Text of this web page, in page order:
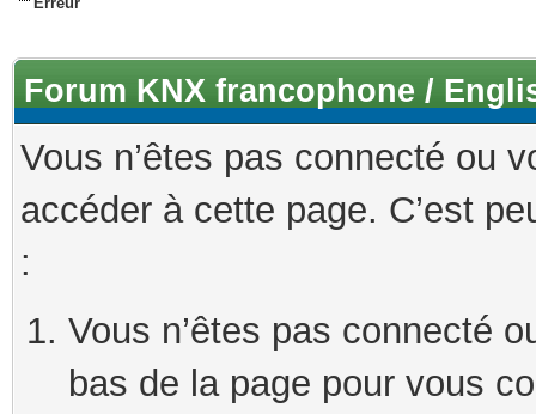
Forum KNX francophone /
Vous n’êtes pas connecté ou
accéder à cette page. C’est
:
Vous n’êtes pas connecté
bas de la page pour vous